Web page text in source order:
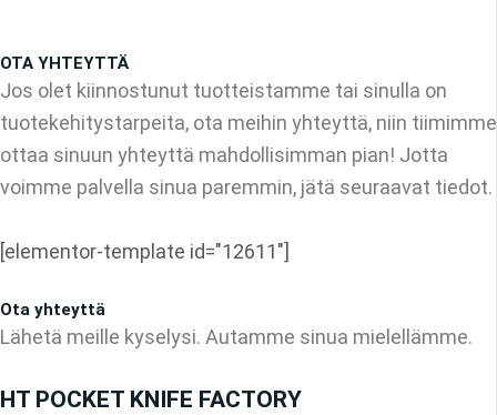
OTA YHTEYTTÄ
Jos olet kiinnostunut tuotteistamme tai sinulla on
tuotekehitystarpeita, ota meihin yhteyttä, niin tiimimme
ottaa sinuun yhteyttä mahdollisimman pian! Jotta
voimme palvella sinua paremmin, jätä seuraavat tiedot.
[elementor-template id="12611"]
Ota yhteyttä
Lähetä meille kyselysi. Autamme sinua mielellämme.
HT POCKET KNIFE FACTORY